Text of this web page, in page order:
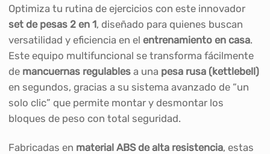
Optimiza tu rutina de ejercicios con este innovador
set de pesas 2 en 1, diseñado para quienes buscan
versatilidad y eficiencia en el entrenamiento en casa.
Este equipo multifuncional se transforma fácilmente
de mancuernas regulablesa una pesa rusa (kettlebell)
en segundos, gracias a su sistema avanzado de “un
solo clic” que permite montar y desmontar los
bloques de peso con total seguridad.
Fabricadas en material ABS de alta resistencia, estas